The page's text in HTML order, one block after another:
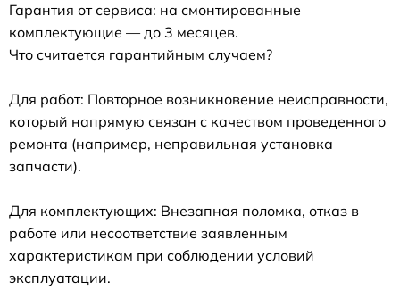
Гарантия от сервиса: на смонтированные
комплектующие — до 3 месяцев.
Что считается гарантийным случаем?
Для работ: Повторное возникновение неисправности,
который напрямую связан с качеством проведенного
ремонта (например, неправильная установка
запчасти).
Для комплектующих: Внезапная поломка, отказ в
работе или несоответствие заявленным
характеристикам при соблюдении условий
эксплуатации.